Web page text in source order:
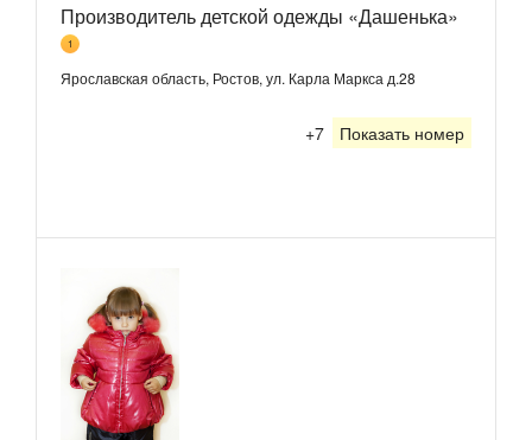
Производитель детской одежды «Дашенька»
1
Ярославская область, Ростов, ул. Карла Маркса д.28
+7 Показать номер